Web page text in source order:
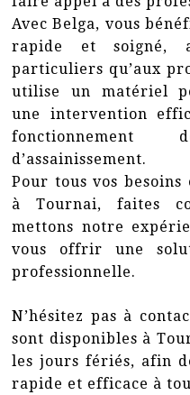
Avec Belga, vous
rapide et soigné,
particuliers qu’aux
utilise un matériel
une intervention
d’assainissement.
Pour tous vos besoins
à Tournai, faites
mettons notre
vous offrir une
professionnelle.
N’hésitez pas à
sont disponibles à
les jours fériés, afin
rapide et efficace à